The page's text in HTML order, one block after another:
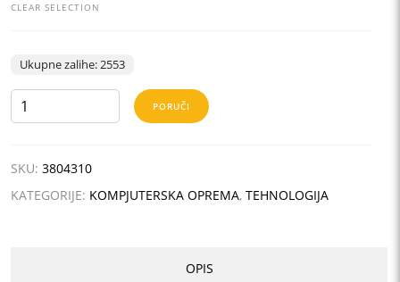
CLEAR SELECTION
Ukupne zalihe: 2553
ROUND
PAD
PORUČI
SKU: 3804310
KATEGORIJE: KOMPJUTERSKA OPREMA, TEHNOLOGIJA
OPIS